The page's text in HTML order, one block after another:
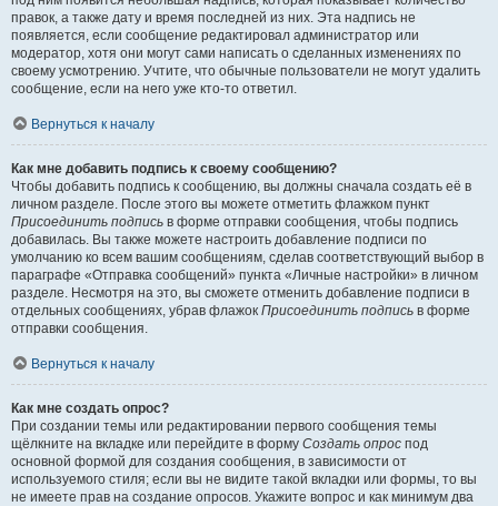
правок, а также дату и время последней из них. Эта надпись не
появляется, если сообщение редактировал администратор или
модератор, хотя они могут сами написать о сделанных изменениях по
своему усмотрению. Учтите, что обычные пользователи не могут удалить
сообщение, если на него уже кто-то ответил.
Вернуться к началу
Как мне добавить подпись к своему сообщению?
Чтобы добавить подпись к сообщению, вы должны сначала создать её в
личном разделе. После этого вы можете отметить флажком пункт
Присоединить подпись в форме отправки сообщения, чтобы подпись
добавилась. Вы также можете настроить добавление подписи по
умолчанию ко всем вашим сообщениям, сделав соответствующий выбор в
параграфе «Отправка сообщений» пункта «Личные настройки» в личном
разделе. Несмотря на это, вы сможете отменить добавление подписи в
отдельных сообщениях, убрав флажок Присоединить подпись в форме
отправки сообщения.
Вернуться к началу
Как мне создать опрос?
При создании темы или редактировании первого сообщения темы
щёлкните на вкладке или перейдите в форму Создать опрос под
основной формой для создания сообщения, в зависимости от
используемого стиля; если вы не видите такой вкладки или формы, то вы
не имеете прав на создание опросов. Укажите вопрос и как минимум два